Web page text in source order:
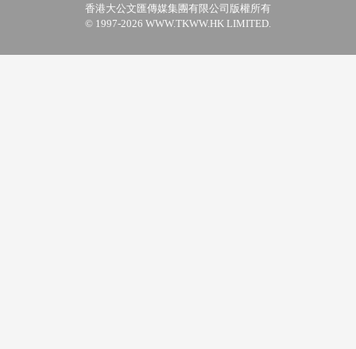
香港大公文匯傳媒集團有限公司版權所有
© 1997-2026 WWW.TKWW.HK LIMITED.